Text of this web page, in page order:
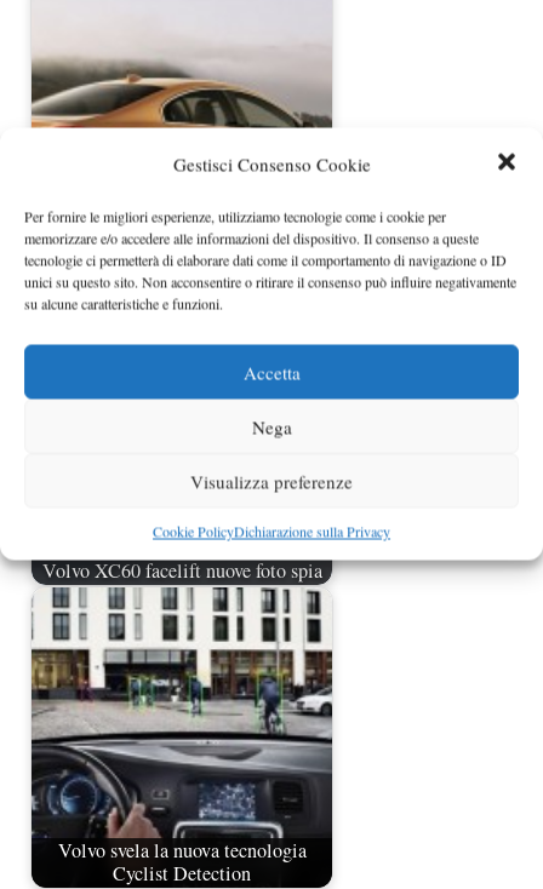
Gestisci Consenso Cookie
Per fornire le migliori esperienze, utilizziamo tecnologie come i cookie per
memorizzare e/o accedere alle informazioni del dispositivo. Il consenso a queste
tecnologie ci permetterà di elaborare dati come il comportamento di navigazione o ID
unici su questo sito. Non acconsentire o ritirare il consenso può influire negativamente
su alcune caratteristiche e funzioni.
Accetta
Nega
Visualizza preferenze
Cookie PolicyDichiarazione sulla Privacy
Volvo S60 e S80 restyling esordio a
breve
Volvo XC60 facelift nuove foto spia
Volvo svela la nuova tecnologia
Cyclist Detection